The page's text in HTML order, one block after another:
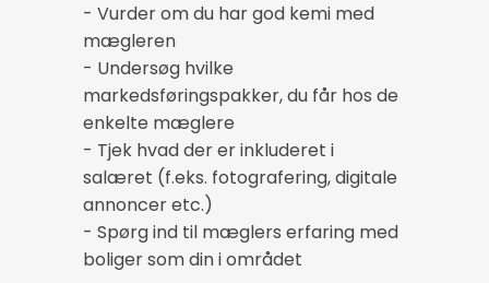
- Vurder om du har god kemi med
mægleren
- Undersøg hvilke
markedsføringspakker, du får hos de
enkelte mæglere
- Tjek hvad der er inkluderet i
salæret (f.eks. fotografering, digitale
annoncer etc.)
- Spørg ind til mæglers erfaring med
boliger som din i området